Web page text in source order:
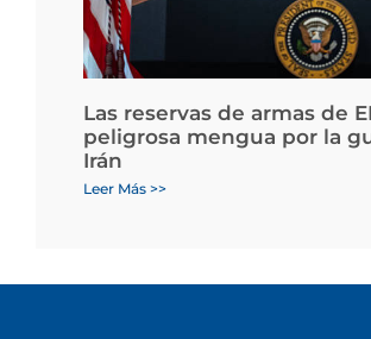
Las reservas de armas de
peligrosa mengua por la
Irán
Leer Más >>